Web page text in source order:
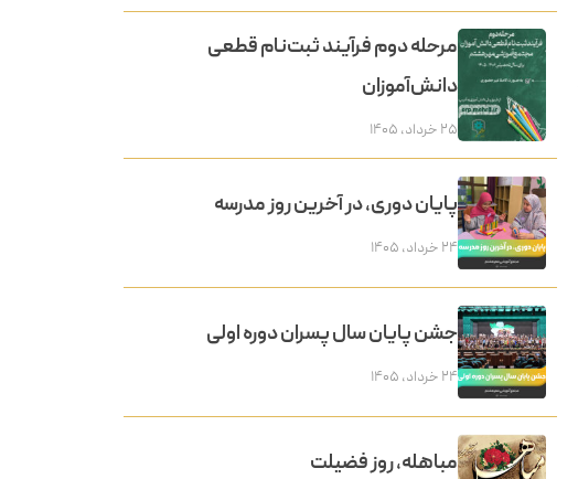
مرحله دوم فرآیند ثبت‌نام قطعی
دانش‌آموزان
۲۵ خرداد, ۱۴۰۵
پایان دوری، در آخرین روز مدرسه
۲۴ خرداد, ۱۴۰۵
جشن پایان سال پسران دوره اولی
۲۴ خرداد, ۱۴۰۵
مباهله، روز فضیلت